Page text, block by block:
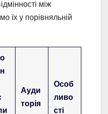
між
їх у порівняльній
Ауди
торія
Особ
ливо
сті